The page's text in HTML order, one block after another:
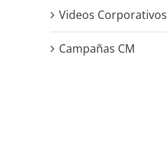
Videos Corporativos
Campañas CM